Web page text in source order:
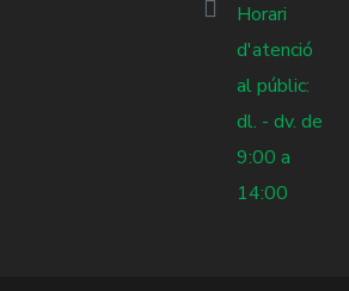
Horari
d'atenció
al públic:
dl. - dv. de
9:00 a
14:00